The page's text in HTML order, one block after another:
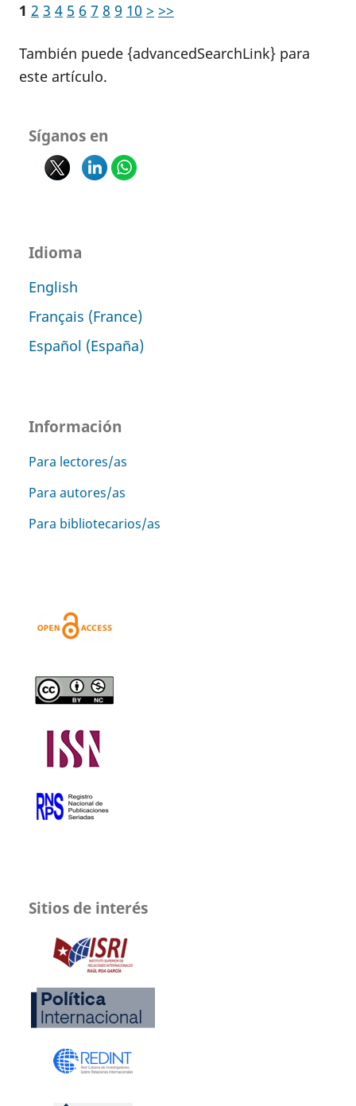
1 2 3 4 5 6 7 8 9 10 > >>
También puede {advancedSearchLink} para
este artículo.
Síganos en
Idioma
English
Français (France)
Español (España)
Información
Para lectores/as
Para autores/as
Para bibliotecarios/as
Sitios de interés